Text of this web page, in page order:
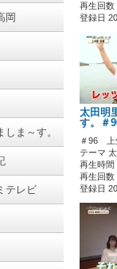
岡
ま～す。
テレビ
再生回数
登録日
太田明
す。＃
＃96 上
テーマ
再生時間
再生回数
登録日